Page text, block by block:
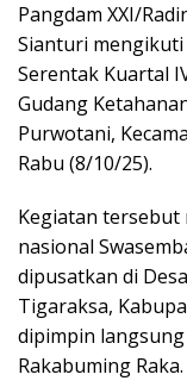
Pangdam XXI/
Sianturi mengikuti
Serentak Kuartal
Gudang
Purwotani,
Rabu (8/10/25).
Kegiatan
nasional
dipusatkan di
Tigaraksa,
dipimpin
Rakabuming Raka.